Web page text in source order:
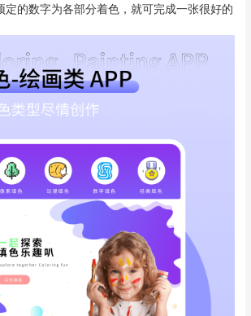
定的数字为各部分着色，就可完成一张很好的